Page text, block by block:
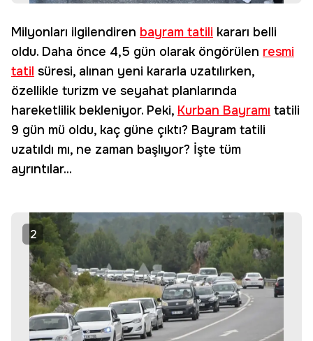
Milyonları ilgilendiren bayram tatili kararı belli
oldu. Daha önce 4,5 gün olarak öngörülen resmi
tatil süresi, alınan yeni kararla uzatılırken,
özellikle turizm ve seyahat planlarında
hareketlilik bekleniyor. Peki, Kurban Bayramı tatili
9 gün mü oldu, kaç güne çıktı? Bayram tatili
uzatıldı mı, ne zaman başlıyor? İşte tüm
ayrıntılar...
2